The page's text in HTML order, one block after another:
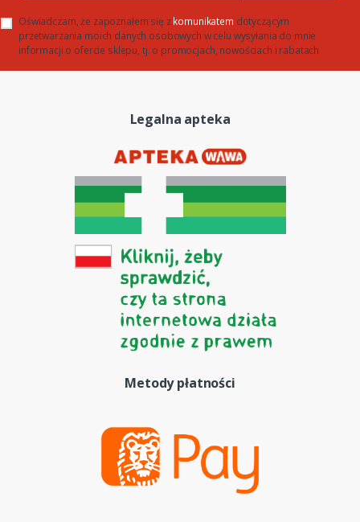
Oświadczam, że zapoznałem się zkomunikatem dotyczącym
przetwarzania moich danych osobowych w celu wysyłania do mnie
informacji o ofercie sklepu, tj. o promocjach, nowościach i rabatach
Legalna apteka
Metody płatności